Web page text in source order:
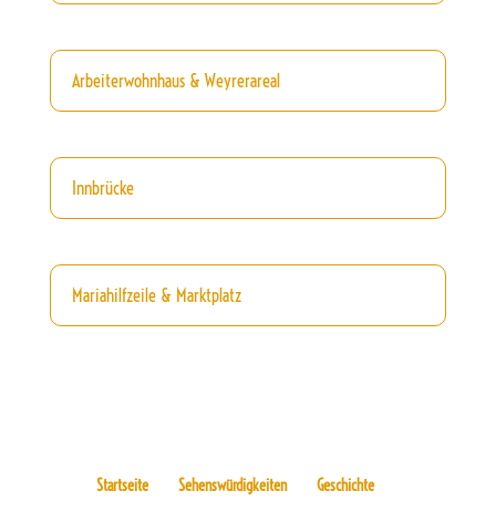
Arbeiterwohnhaus & Weyrerareal
Innbrücke
Mariahilfzeile & Marktplatz
Startseite Sehenswürdigkeiten Geschichte